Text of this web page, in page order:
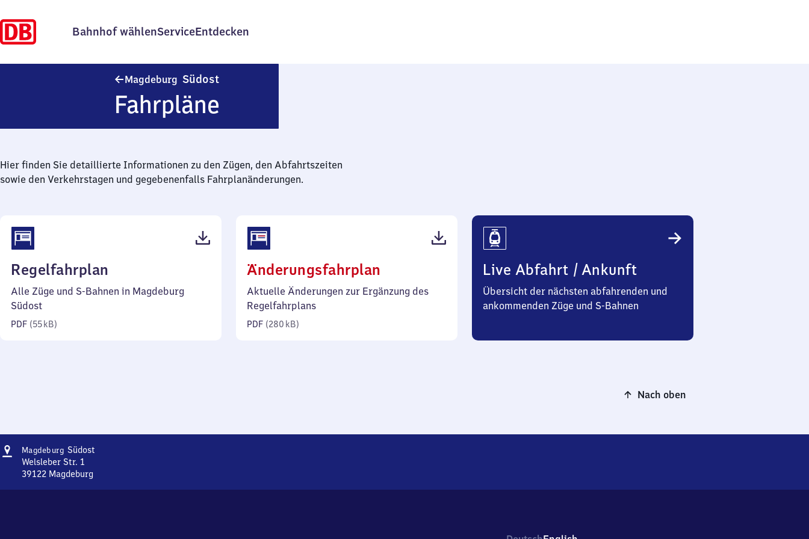
Bahnhof wählenServiceEntdecken
Magdeburg Südost
Fahrpläne
Hier finden Sie detaillierte Informationen zu den Zügen, den Abfahrtszeiten
sowie den Verkehrstagen und gegebenenfalls Fahrplanänderungen.
Regelfahrplan
55
Alle Züge und S-Bahnen in Magdeburg
Südost
PDF (55 kB)
Änderungsfahrplan
280
Aktuelle Änderungen zur Ergänzung des
Regelfahrplans
PDF (280 kB)
Live Abfahrt / Ankunft
Übersicht der nächsten abfahrenden und
ankommenden Züge und S-Bahnen
Nach oben
Adresse
Magdeburg Südost
Welsleber Str. 1
39122 Magdeburg